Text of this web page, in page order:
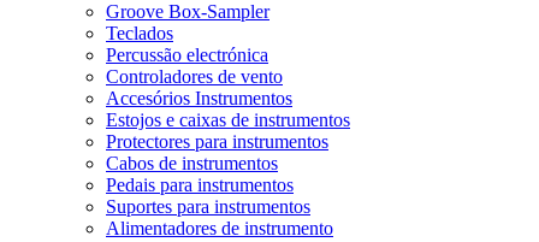
Groove Box-Sampler
Teclados
Percussão electrónica
Controladores de vento
Accesórios Instrumentos
Estojos e caixas de instrumentos
Protectores para instrumentos
Cabos de instrumentos
Pedais para instrumentos
Suportes para instrumentos
Alimentadores de instrumento